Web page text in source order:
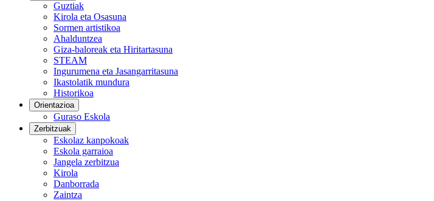
Guztiak
Kirola eta Osasuna
Sormen artistikoa
Ahalduntzea
Giza-baloreak eta Hiritartasuna
STEAM
Ingurumena eta Jasangarritasuna
Ikastolatik mundura
Historikoa
Orientazioa
Guraso Eskola
Zerbitzuak
Eskolaz kanpokoak
Eskola garraioa
Jangela zerbitzua
Kirola
Danborrada
Zaintza